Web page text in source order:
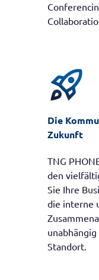
rocket_launch
Die
Zukunft
TNG
den
Sie Ihre
die interne
Standort.